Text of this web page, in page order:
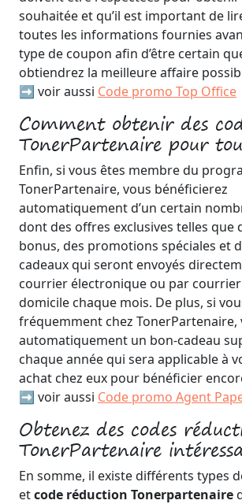
souhaitée et qu’il est important de
toutes les informations fournies
type de coupon afin d’être certain
obtiendrez la meilleure affaire
➡️ voir aussi Code promo Top Office
Comment obtenir des
TonerPartenaire pour
Enfin, si vous êtes membre du
TonerPartenaire, vous bénéficierez
automatiquement d’un certain
dont des offres exclusives telles que
bonus, des promotions spéciales et
cadeaux qui seront envoyés
courrier électronique ou par
domicile chaque mois. De plus, si
fréquemment chez TonerPartenaire,
automatiquement un bon-cadeau
chaque année qui sera applicable à
achat chez eux pour bénéficier
➡️ voir aussi Code promo Agent
Obtenez des codes
TonerPartenaire
En somme, il existe différents types
etcode réduction Tonerpartenaire